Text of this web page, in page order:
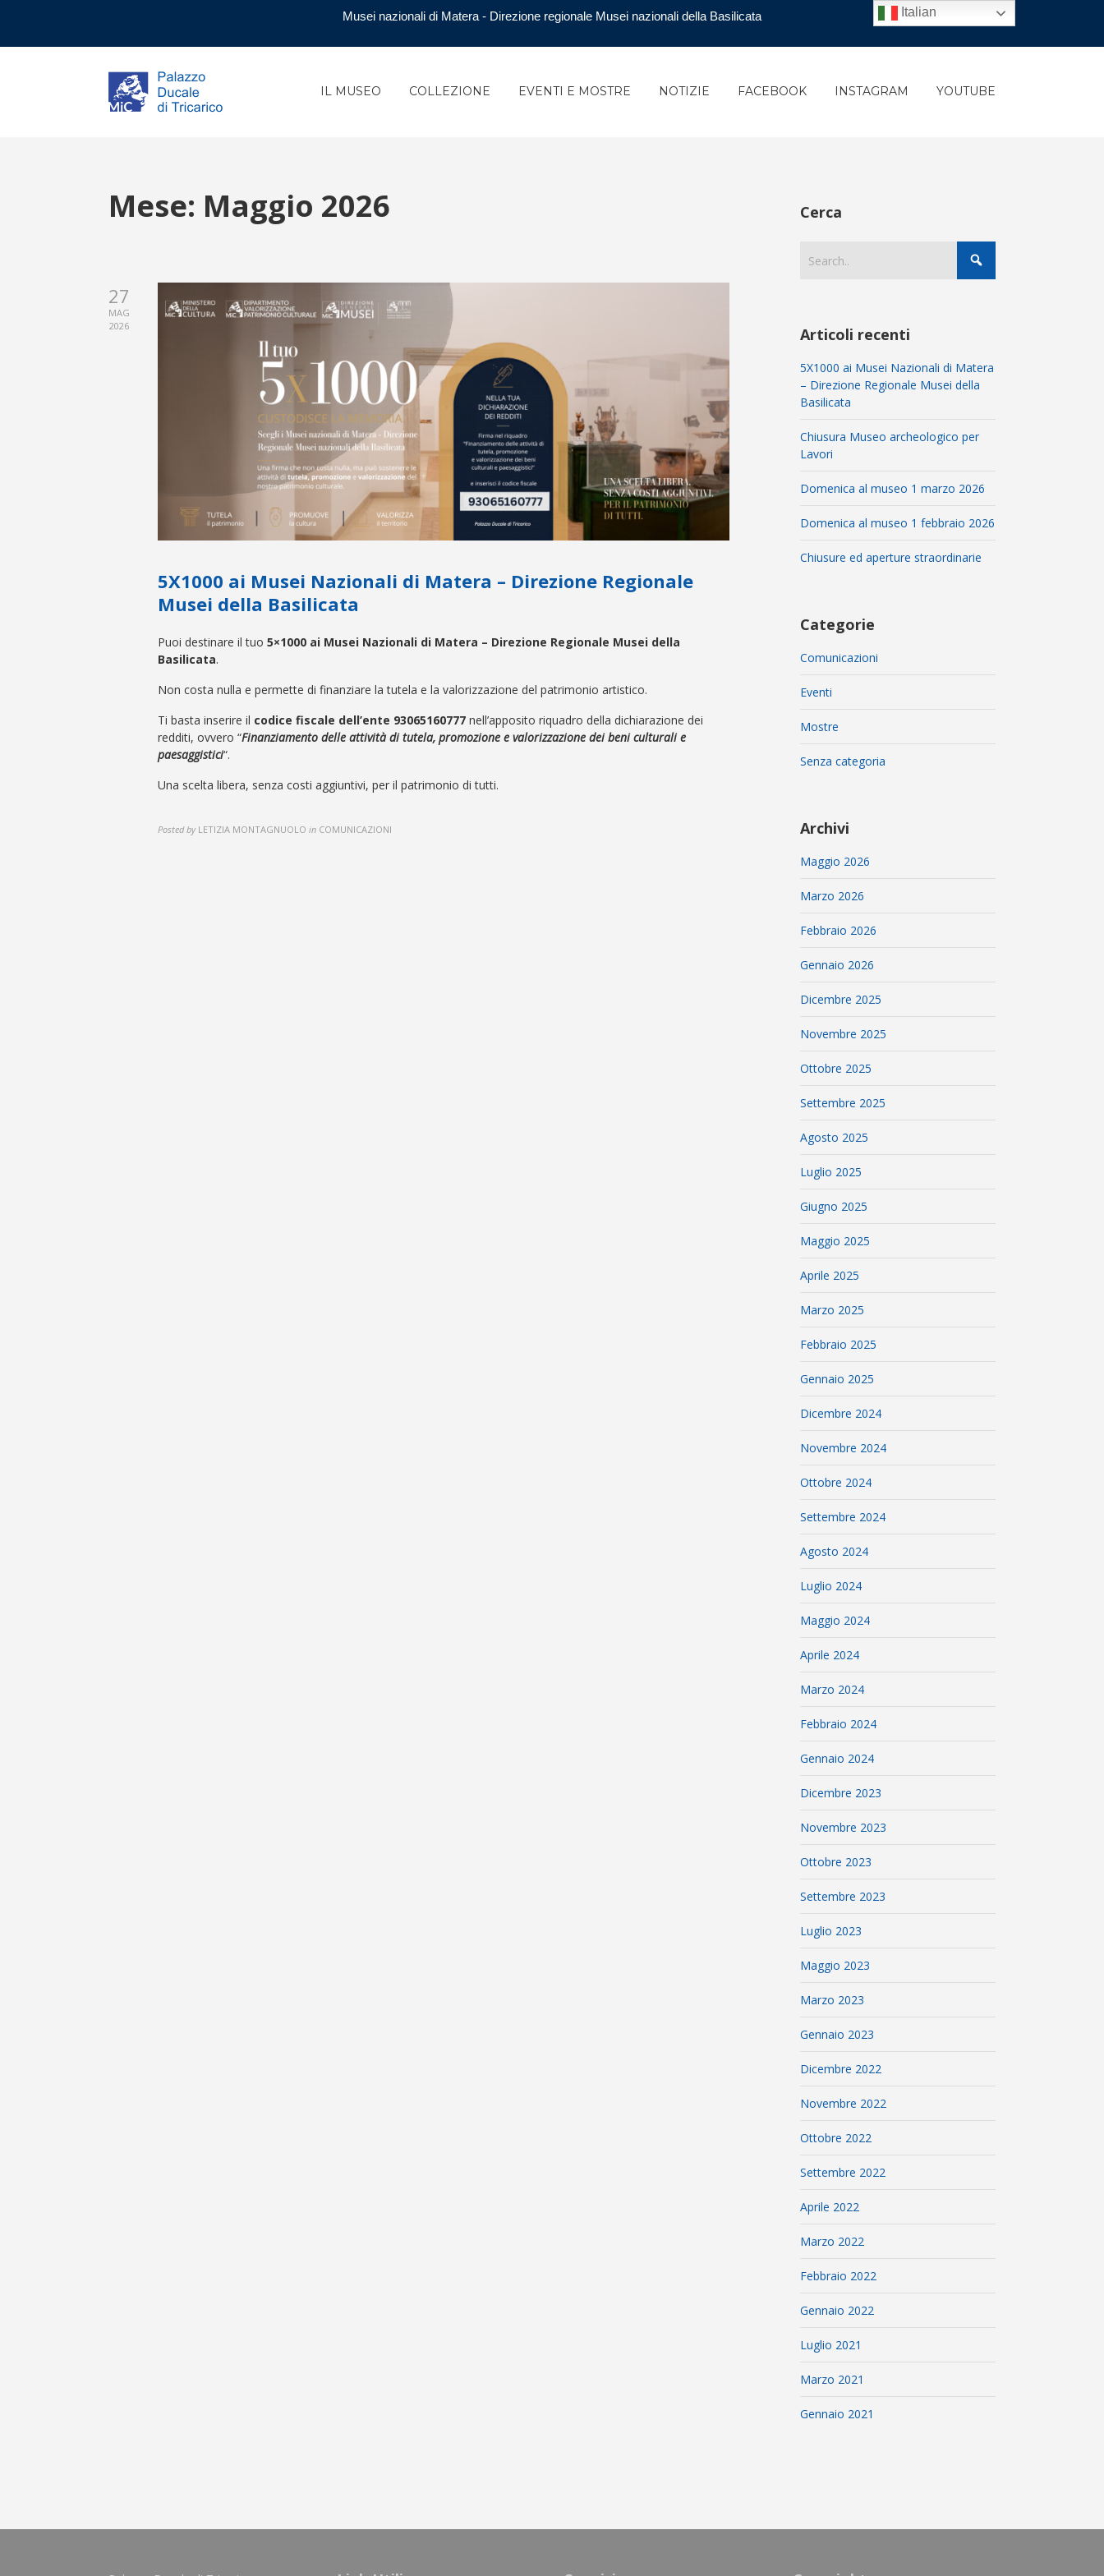
Musei nazionali di Matera - Direzione regionale Musei nazionali della Basilicata
IL MUSEO COLLEZIONE EVENTI E MOSTRE NOTIZIE FACEBOOK INSTAGRAM YOUTUBE
Mese: Maggio 2026
27
MAG
2026
5X1000 ai Musei Nazionali di Matera – Direzione Regionale
Musei della Basilicata
Puoi destinare il tuo 5×1000 ai Musei Nazionali di Matera – Direzione Regionale Musei della
Basilicata.
Non costa nulla e permette di finanziare la tutela e la valorizzazione del patrimonio artistico.
Ti basta inserire il codice fiscale dell’ente 93065160777 nell’apposito riquadro della dichiarazione dei
redditi, ovvero “Finanziamento delle attività di tutela, promozione e valorizzazione dei beni culturali e
paesaggistici“.
Una scelta libera, senza costi aggiuntivi, per il patrimonio di tutti.
Posted by LETIZIA MONTAGNUOLO in COMUNICAZIONI
Cerca
Articoli recenti
5X1000 ai Musei Nazionali di Matera
– Direzione Regionale Musei della
Basilicata
Chiusura Museo archeologico per
Lavori
Domenica al museo 1 marzo 2026
Domenica al museo 1 febbraio 2026
Chiusure ed aperture straordinarie
Categorie
Comunicazioni
Eventi
Mostre
Senza categoria
Archivi
Maggio 2026
Marzo 2026
Febbraio 2026
Gennaio 2026
Dicembre 2025
Novembre 2025
Ottobre 2025
Settembre 2025
Agosto 2025
Luglio 2025
Giugno 2025
Maggio 2025
Aprile 2025
Marzo 2025
Febbraio 2025
Gennaio 2025
Dicembre 2024
Novembre 2024
Ottobre 2024
Settembre 2024
Agosto 2024
Luglio 2024
Maggio 2024
Aprile 2024
Marzo 2024
Febbraio 2024
Gennaio 2024
Dicembre 2023
Novembre 2023
Ottobre 2023
Settembre 2023
Luglio 2023
Maggio 2023
Marzo 2023
Gennaio 2023
Dicembre 2022
Novembre 2022
Ottobre 2022
Settembre 2022
Aprile 2022
Marzo 2022
Febbraio 2022
Gennaio 2022
Luglio 2021
Marzo 2021
Gennaio 2021
Italian